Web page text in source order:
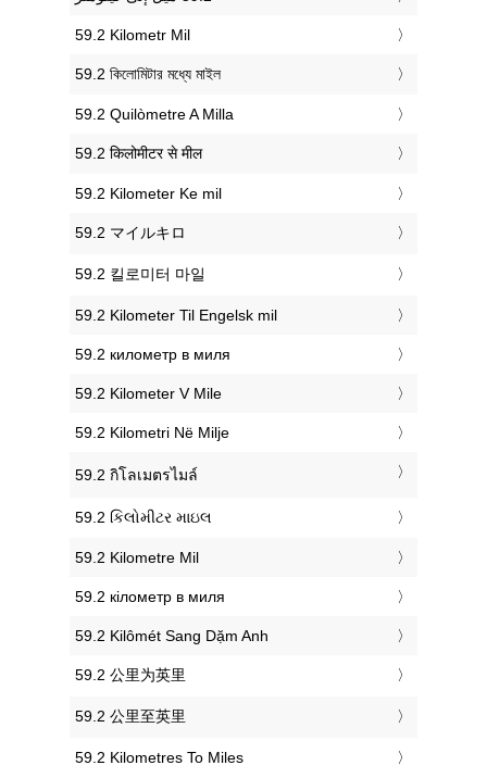
‎59.2 Kilometr Mil
‎59.2 কিলোমিটার মধ্যে মাইল
‎59.2 Quilòmetre A Milla
‎59.2 किलोमीटर से मील
‎59.2 Kilometer Ke mil
‎59.2 マイルキロ
‎59.2 킬로미터 마일
‎59.2 Kilometer Til Engelsk mil
‎59.2 километр в миля
‎59.2 Kilometer V Mile
‎59.2 Kilometri Në Milje
‎59.2 กิโลเมตรไมล์
‎59.2 કિલોમીટર માઇલ
‎59.2 Kilometre Mil
‎59.2 кілометр в миля
‎59.2 Kilômét Sang Dặm Anh
‎59.2 公里为英里
‎59.2 公里至英里
‎59.2 Kilometres To Miles